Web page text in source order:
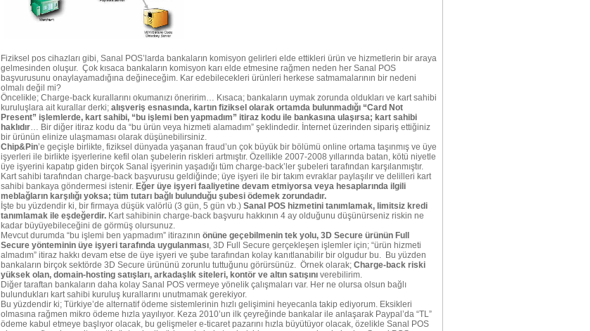
Fiziksel pos cihazları gibi, Sanal POS’larda bankaların komisyon gelirleri elde ettikleri ürün ve hizmetlerin bir araya
gelmesinden oluşur. Çok kısaca bankaların komisyon karı elde etmesine rağmen neden her Sanal POS
başvurusunu onaylayamadığına değineceğim. Kar edebilecekleri ürünleri herkese satmamalarının bir nedeni
olmalı değil mi?
Öncelikle; Charge-back kurallarını okumanızı öneririm… Kısaca; bankaların uymak zorunda oldukları ve kart sahibi
kuruluşlara ait kurallar derki; alışveriş esnasında, kartın fiziksel olarak ortamda bulunmadığı “Card Not
Present” işlemlerde, kart sahibi, “bu işlemi ben yapmadım” itiraz kodu ile bankasına ulaşırsa; kart sahibi
haklıdır… Bir diğer itiraz kodu da “bu ürün veya hizmeti alamadım” şeklindedir. İnternet üzerinden sipariş ettiğiniz
bir ürünün elinize ulaşmaması olarak düşünebilirsiniz.
Chip&Pin’e geçişle birlikte, fiziksel dünyada yaşanan fraud’un çok büyük bir bölümü online ortama taşınmış ve üye
işyerleri ile birlikte işyerlerine kefil olan şubelerin riskleri artmıştır. Özellikle 2007-2008 yıllarında batan, kötü niyetle
üye işyerini kapatıp giden birçok Sanal işyerinin yaşadığı tüm charge-back’ler şubeleri tarafından karşılanmıştır.
Kart sahibi tarafından charge-back başvurusu geldiğinde; üye işyeri ile bir takım evraklar paylaşılır ve delilleri kart
sahibi bankaya göndermesi istenir. Eğer üye işyeri faaliyetine devam etmiyorsa veya hesaplarında ilgili
meblağların karşılığı yoksa; tüm tutarı bağlı bulunduğu şubesi ödemek zorundadır.
İşte bu yüzdendir ki, bir firmaya düşük valörlü (3 gün, 5 gün vb.) Sanal POS hizmetini tanımlamak, limitsiz kredi
tanımlamak ile eşdeğerdir. Kart sahibinin charge-back başvuru hakkının 4 ay olduğunu düşünürseniz riskin ne
kadar büyüyebileceğini de görmüş olursunuz.
Mevcut durumda “bu işlemi ben yapmadım” itirazının önüne geçebilmenin tek yolu, 3D Secure ürünün Full
Secure yönteminin üye işyeri tarafında uygulanması, 3D Full Secure gerçekleşen işlemler için; “ürün hizmeti
almadım” itiraz hakkı devam etse de üye işyeri ve şube tarafından kolay kanıtlanabilir bir olgudur bu. Bu yüzden
bankaların birçok sektörde 3D Secure ürününü zorunlu tuttuğunu görürsünüz. Örnek olarak; Charge-back riski
yüksek olan, domain-hosting satışları, arkadaşlık siteleri, kontör ve altın satışını verebilirim.
Diğer taraftan bankaların daha kolay Sanal POS vermeye yönelik çalışmaları var. Her ne olursa olsun bağlı
bulundukları kart sahibi kuruluş kurallarını unutmamak gerekiyor.
Bu yüzdendir ki; Türkiye’de alternatif ödeme sistemlerinin hızlı gelişimini heyecanla takip ediyorum. Eksikleri
olmasına rağmen mikro ödeme hızla yayılıyor. Keza 2010’un ilk çeyreğinde bankalar ile anlaşarak Paypal’da “TL”
ödeme kabul etmeye başlıyor olacak, bu gelişmeler e-ticaret pazarını hızla büyütüyor olacak, özelikle Sanal POS